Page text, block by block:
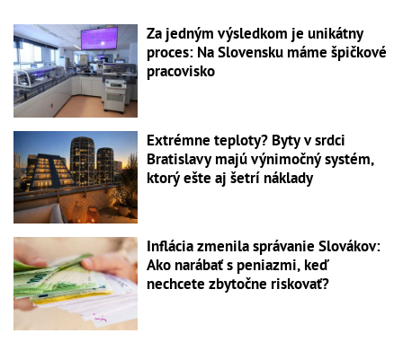
Za jedným výsledkom je unikátny
proces: Na Slovensku máme špičkové
pracovisko
Extrémne teploty? Byty v srdci
Bratislavy majú výnimočný systém,
ktorý ešte aj šetrí náklady
Inflácia zmenila správanie Slovákov:
Ako narábať s peniazmi, keď
nechcete zbytočne riskovať?